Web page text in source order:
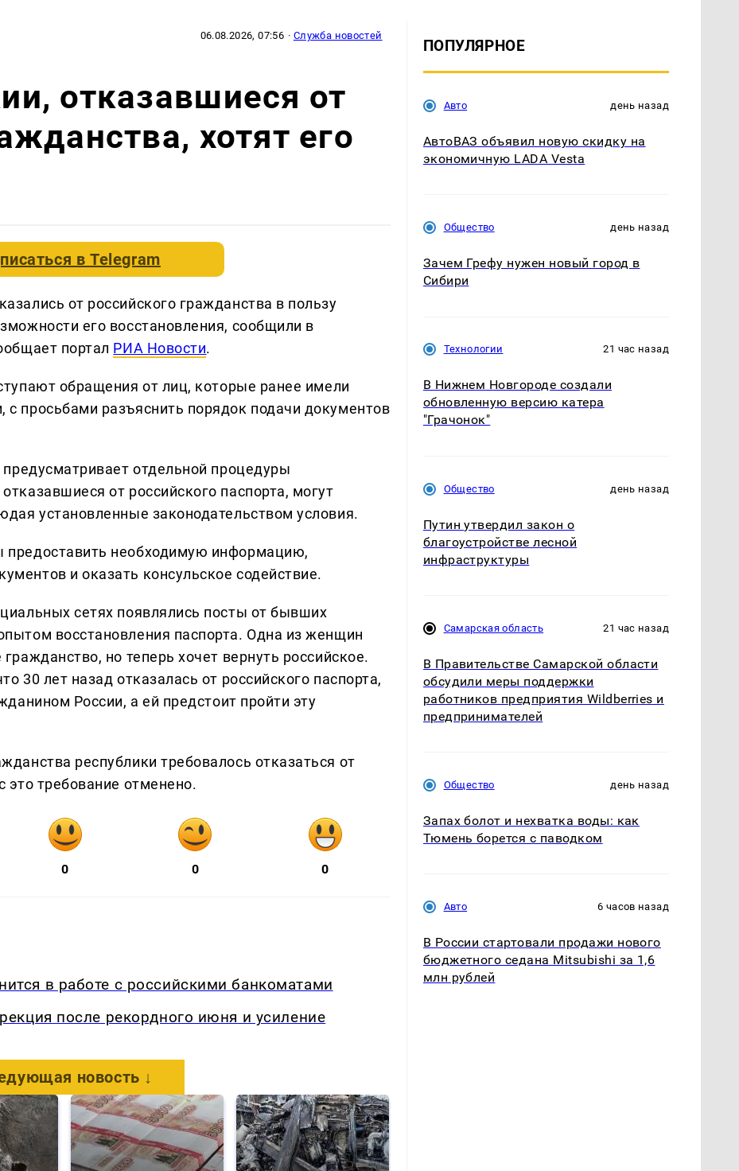
06.08.2026, 07:56 · Служба новостей
отказавшиеся от
хотят его
вTelegram
от российского гражданства в пользу
его восстановления, сообщили в
портал РИА Новости.
обращения от лиц, которые ранее имели
просьбами разъяснить порядок подачи документов
отдельной процедуры
от российского паспорта, могут
установленные законодательством условия.
предоставить необходимую информацию,
и оказать консульское содействие.
сетях появлялись посты от бывших
восстановления паспорта. Одна из женщин
но теперь хочет вернуть российское.
30 лет назад отказалась от российского паспорта,
России, а ей предстоит пройти эту
республики требовалось отказаться от
это требование отменено.
0 0 0
в работе с российскими банкоматами
после рекордного июня и усиление
новость ↓
ПОПУЛЯРНОЕ
Авто день назад
АвтоВАЗ объявил новую скидку на
экономичную LADA Vesta
Общество день назад
Зачем Грефу нужен новый город в
Сибири
Технологии 21 час назад
В Нижнем Новгороде создали
обновленную версию катера
"Грачонок"
Общество день назад
Путин утвердил закон о
благоустройстве лесной
инфраструктуры
Самарская область 21 час назад
В Правительстве Самарской области
обсудили меры поддержки
работников предприятия Wildberries и
предпринимателей
Общество день назад
Запах болот и нехватка воды: как
Тюмень борется с паводком
Авто 6 часов назад
В России стартовали продажи нового
бюджетного седана Mitsubishi за 1,6
млн рублей